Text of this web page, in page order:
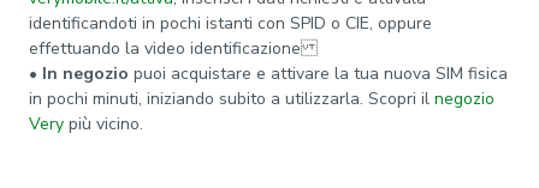
identificandoti in pochi istanti con SPID o CIE, oppure
effettuando la video identificazione
• In negozio puoi acquistare e attivare la tua nuova SIM fisica
in pochi minuti, iniziando subito a utilizzarla. Scopri il negozio
Very più vicino.